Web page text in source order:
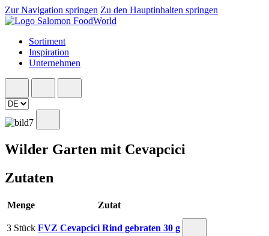
Zur Navigation springen Zu den Hauptinhalten springen
Sortiment
Inspiration
Unternehmen
Wilder Garten mit Cevapcici
Zutaten
Menge Zutat
3 Stück FVZ Cevapcici Rind gebraten 30 g